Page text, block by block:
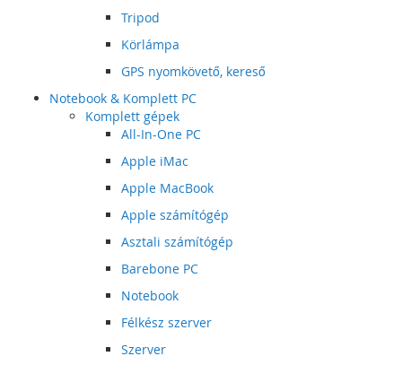
Tripod
Körlámpa
GPS nyomkövető, kereső
Notebook & Komplett PC
Komplett gépek
All-In-One PC
Apple iMac
Apple MacBook
Apple számítógép
Asztali számítógép
Barebone PC
Notebook
Félkész szerver
Szerver